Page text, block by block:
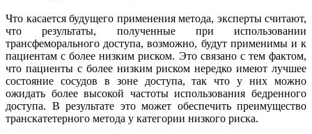
Что касается будущего применения метода, эксперты считают,
что результаты, полученные при использовании
трансфеморального доступа, возможно, будут применимы и к
пациентам с более низким риском. Это связано с тем фактом,
что пациенты с более низким риском нередко имеют лучшее
состояние сосудов в зоне доступа, так что у них можно
ожидать более высокой частоты использования бедренного
доступа. В результате это может обеспечить преимущество
транскатетерного метода у категории низкого риска.